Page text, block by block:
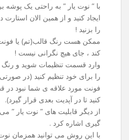
با ” نوت یار ” به راحتی یک
ایجاد کنید و از همین الان
را بزنید !
ممکن هست رنگ قالب(تم) یا
کند ، جای هیچ نگرانی نیست !
وارد قسمت تنظیمات شوید و رنگ
را برای خود تنظیم کنید (در
فونت مورد علاقه ی شما نبود در
کنید تا در آپدیت بعدی قرار گیرد).
از دیگر قابلیت های ” نوت یار ”
گیری اشاره کرد .
با این روش می توانید همزمان